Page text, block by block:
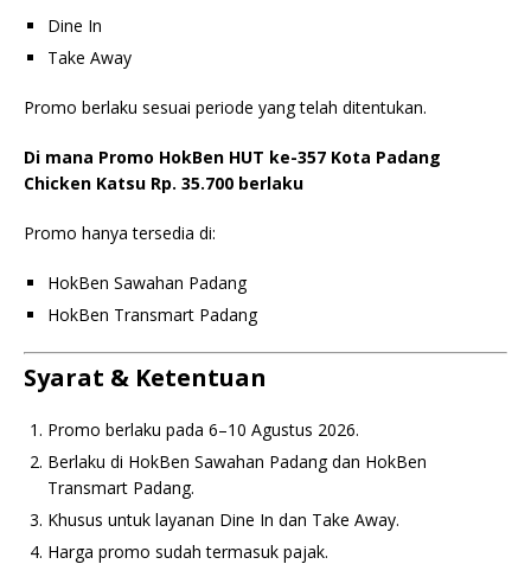
Dine In
Take Away
Promo berlaku sesuai periode yang telah ditentukan.
Di mana Promo HokBen HUT ke-357 Kota Padang
Chicken Katsu Rp. 35.700 berlaku
Promo hanya tersedia di:
HokBen Sawahan Padang
HokBen Transmart Padang
Syarat & Ketentuan
Promo berlaku pada 6–10 Agustus 2026.
Berlaku di HokBen Sawahan Padang dan HokBen
Transmart Padang.
Khusus untuk layanan Dine In dan Take Away.
Harga promo sudah termasuk pajak.